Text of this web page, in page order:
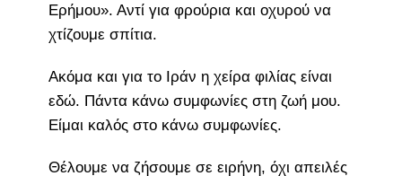
Ερήμου». Αντί για φρούρια και οχυρού να
χτίζουμε σπίτια.
Ακόμα και για το Ιράν η χείρα φιλίας είναι
εδώ. Πάντα κάνω συμφωνίες στη ζωή μου.
Είμαι καλός στο κάνω συμφωνίες.
Θέλουμε να ζήσουμε σε ειρήνη, όχι απειλές